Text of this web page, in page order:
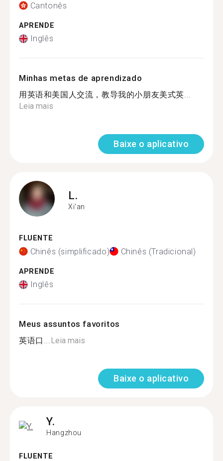
Cantonês
APRENDE
Inglês
Minhas metas de aprendizado
用英语和美国人交流，教导我的小朋友美式英...
Leia mais
Baixe o aplicativo
L.
Xi'an
FLUENTE
Chinês (simplificado) Chinês (Tradicional)
APRENDE
Inglês
Meus assuntos favoritos
英语口...Leia mais
Baixe o aplicativo
Y.
Hangzhou
FLUENTE